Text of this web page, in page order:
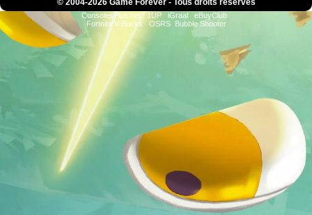
© 2004-2026 Game Forever - Tous droits réservés
ConsolesPlus.net 1UP iGraal
eBuyClub
Fortnite V-Bucks
OSRS Bubble Shooter